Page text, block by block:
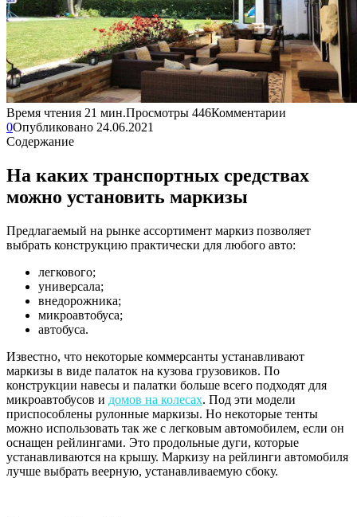
Время чтения 21 мин.Просмотры 446Комментарии
0Опубликовано 24.06.2021
Содержание
На каких транспортных средствах
можно установить маркизы
Предлагаемый на рынке ассортимент маркиз позволяет
выбрать конструкцию практически для любого авто:
легкового;
универсала;
внедорожника;
микроавтобуса;
автобуса.
Известно, что некоторые коммерсанты устанавливают
маркизы в виде палаток на кузова грузовиков. По
конструкции навесы и палатки больше всего подходят для
микроавтобусов и домов на колесах. Под эти модели
приспособлены рулонные маркизы. Но некоторые тенты
можно использовать так же с легковым автомобилем, если он
оснащен рейлингами. Это продольные дуги, которые
устанавливаются на крышу. Маркизу на рейлинги автомобиля
лучше выбрать веерную, устанавливаемую сбоку.